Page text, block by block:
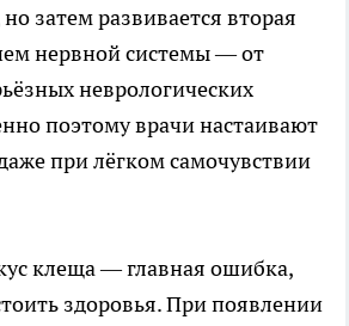
затем развивается вторая
нервной системы — от
неврологических
поэтому врачи настаивают
при лёгком самочувствии
клеща — главная ошибка,
здоровья. При появлении